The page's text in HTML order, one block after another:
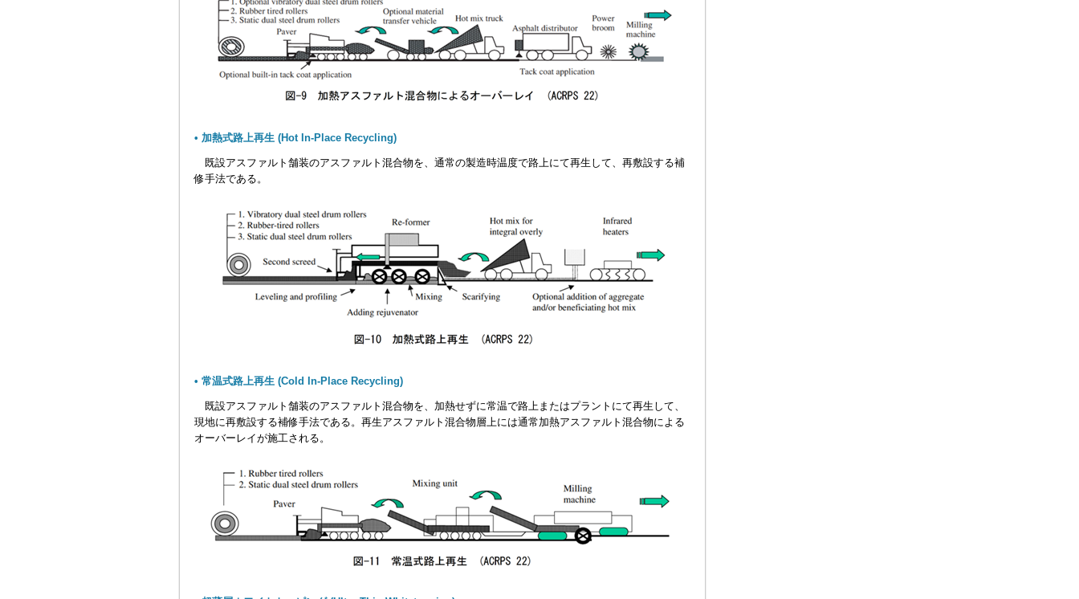
• 加熱式路上再生 (Hot In-Place Recycling)
既設アスファルト舗装のアスファルト混合物を、通常の製造時温度で路上にて再生して、再敷設する補
修手法である。
• 常温式路上再生 (Cold In-Place Recycling)
既設アスファルト舗装のアスファルト混合物を、加熱せずに常温で路上またはプラントにて再生して、
現地に再敷設する補修手法である。再生アスファルト混合物層上には通常加熱アスファルト混合物による
オーバーレイが施工される。